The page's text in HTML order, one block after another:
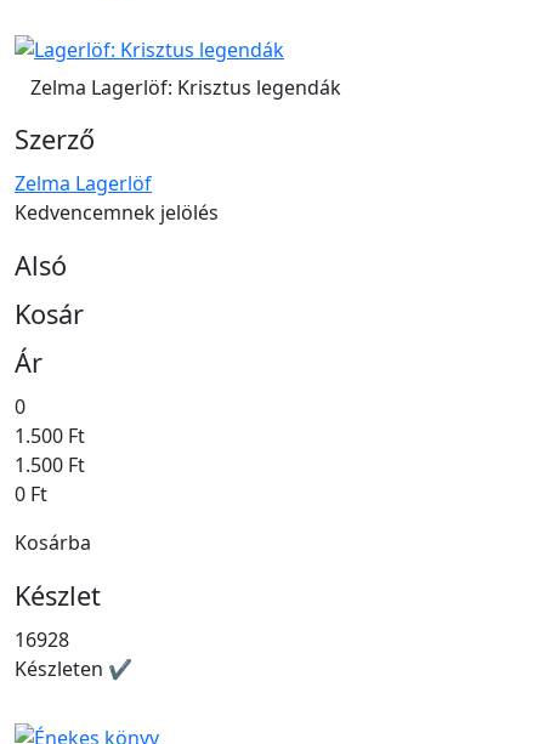
Zelma Lagerlöf: Krisztus legendák
Szerző
Zelma Lagerlöf
Kedvencemnek jelölés
Alsó
Kosár
Ár
0
1.500 Ft
1.500 Ft
0 Ft
Kosárba
Készlet
16928
Készleten ✔